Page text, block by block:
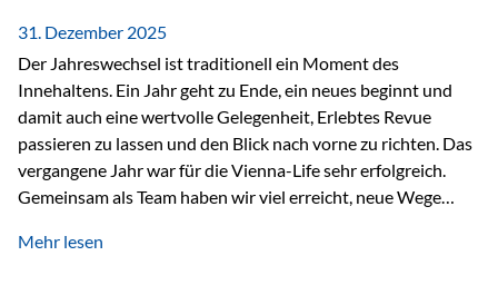
beiden Kongresstagen stehen Ihnen Maximilian
Fichtenbauer, Dirk…
31. Dezember 2025
Der Jahreswechsel ist traditionell ein Moment des
Innehaltens. Ein Jahr geht zu Ende, ein neues beginnt und
damit auch eine wertvolle Gelegenheit, Erlebtes Revue
passieren zu lassen und den Blick nach vorne zu richten. Das
vergangene Jahr war für die Vienna-Life sehr erfolgreich.
Gemeinsam als Team haben wir viel erreicht, neue Wege
Veranstaltungen wie der Schnifisschnauf, aber auch unsere
Mehr lesen